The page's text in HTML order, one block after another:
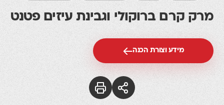
מרק קרם ברוקולי וגבינת עיזים פטנט
מידע וצורת הכנה